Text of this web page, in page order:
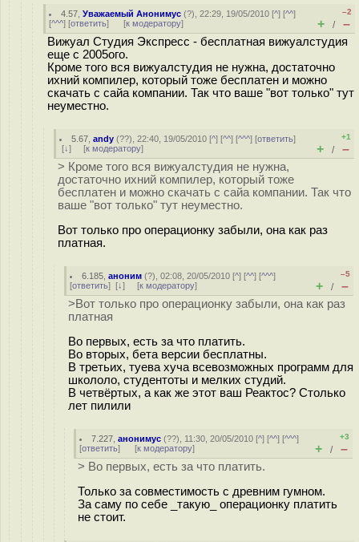
4.57 ,Уважаемый Анонимус (?), 22:29, 19/05/2010 [^] [^^]
[^^^] [ответить] [к модератору]
–2
+ / –
Вижуал Студия Экспресс - бесплатная вижуалстудия
еще с 2005ого.
Кроме того вся вижуалстудия не нужна, достаточно
ихний компилер, который тоже бесплатен и можно
скачать с сайа компании. Так что ваше "вот только" тут
неуместно.
5.67 ,andy (??), 22:40, 19/05/2010 [^] [^^] [^^^] [ответить]
[↓] [к модератору]
+1
+ / –
> Кроме того вся вижуалстудия не нужна,
достаточно ихний компилер, который тоже
бесплатен и можно скачать с сайа компании. Так что
ваше "вот только" тут неуместно.
Вот только про операционку забыли, она как раз
платная.
6.185 ,аноним (?), 02:08, 20/05/2010 [^] [^^] [^^^]
[ответить] [↓] [к модератору]
–5
+ / –
>Вот только про операционку забыли, она как раз
платная
Во первых, есть за что платить.
Во вторых, бета версии бесплатны.
В третьих, туева хуча всевозможных программ для
школоло, студентоты и мелких студий.
В четвёртых, а как же этот ваш Реактос? Столько
лет пилили
7.227 ,анонимус (??), 11:30, 20/05/2010 [^] [^^] [^^^]
[ответить] [к модератору]
+3
+ / –
> Во первых, есть за что платить.
Только за совместимость с древним гумном.
За саму по себе _такую_ операционку платить
не стоит.